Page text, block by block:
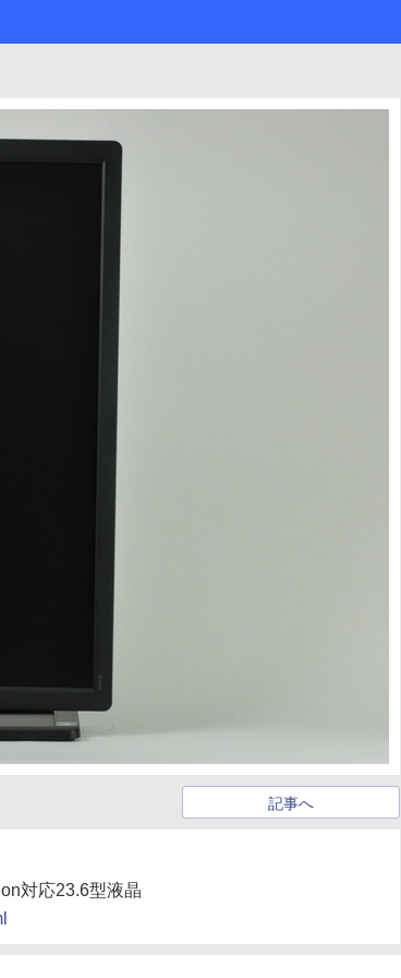
記事へ
対応23.6型液晶